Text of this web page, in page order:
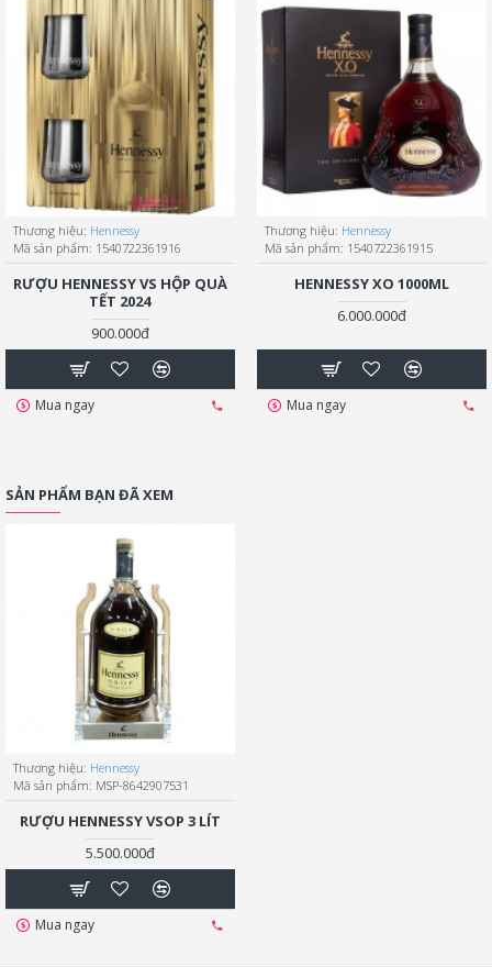
Thương hiệu: Hennessy
Mã sản phẩm: 1540722361916
RƯỢU HENNESSY VS HỘP QUÀ
TẾT 2024
900.000đ
Mua ngay
Thương hiệu: Hennessy
Mã sản phẩm: 1540722361915
HENNESSY XO 1000ML
6.000.000đ
Mua ngay
SẢN PHẨM BẠN ĐÃ XEM
Thương hiệu: Hennessy
Mã sản phẩm: MSP-8642907531
RƯỢU HENNESSY VSOP 3 LÍT
5.500.000đ
Mua ngay